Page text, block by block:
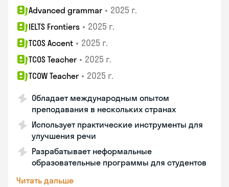
Advanced grammar • 2025 г.
IELTS Frontiers • 2025 г.
TCOS Accent • 2025 г.
TCOS Teacher • 2025 г.
TCOW Teacher • 2025 г.
Обладает международным опытом
преподавания в нескольких странах
Использует практические инструменты для
улучшения речи
Разрабатывает неформальные
образовательные программы для студентов
Читать дальше